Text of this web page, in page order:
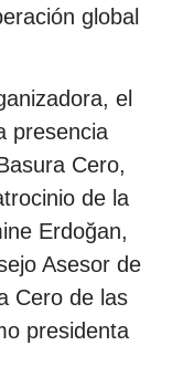
global
el
presencia
Cero,
de la
Erdoğan,
Asesor de
Cero de las
presidenta